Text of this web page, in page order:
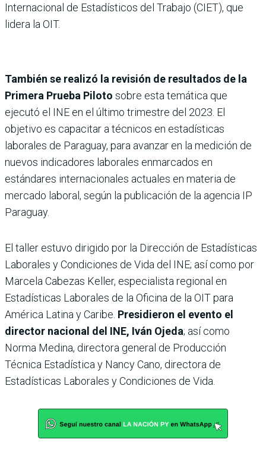
Internacional de Estadísticos del Trabajo (CIET), que
lidera la OIT.
También se realizó la revisión de resultados de la
Primera Prueba Piloto sobre esta temática que
ejecutó el INE en el último trimestre del 2023. El
objetivo es capacitar a técnicos en estadísticas
laborales de Paraguay, para avanzar en la medición de
nuevos indicadores laborales enmarcados en
estándares internacionales actuales en materia de
mercado laboral, según la publicación de la agencia IP
Paraguay.
El taller estuvo dirigido por la Dirección de Estadísticas
Laborales y Condiciones de Vida del INE; así como por
Marcela Cabezas Keller, especialista regional en
Estadísticas Laborales de la Oficina de la OIT para
América Latina y Caribe. Presidieron el evento el
director nacional del INE, Iván Ojeda; así como
Norma Medina, directora general de Producción
Técnica Estadística y Nancy Cano, directora de
Estadísticas Laborales y Condiciones de Vida.